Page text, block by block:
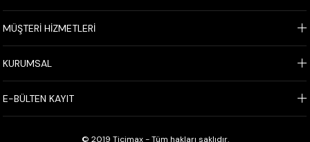
MÜŞTERİ HİZMETLERİ
KURUMSAL
E-BÜLTEN KAYIT
© 2019 Ticimax - Tüm hakları saklıdır.